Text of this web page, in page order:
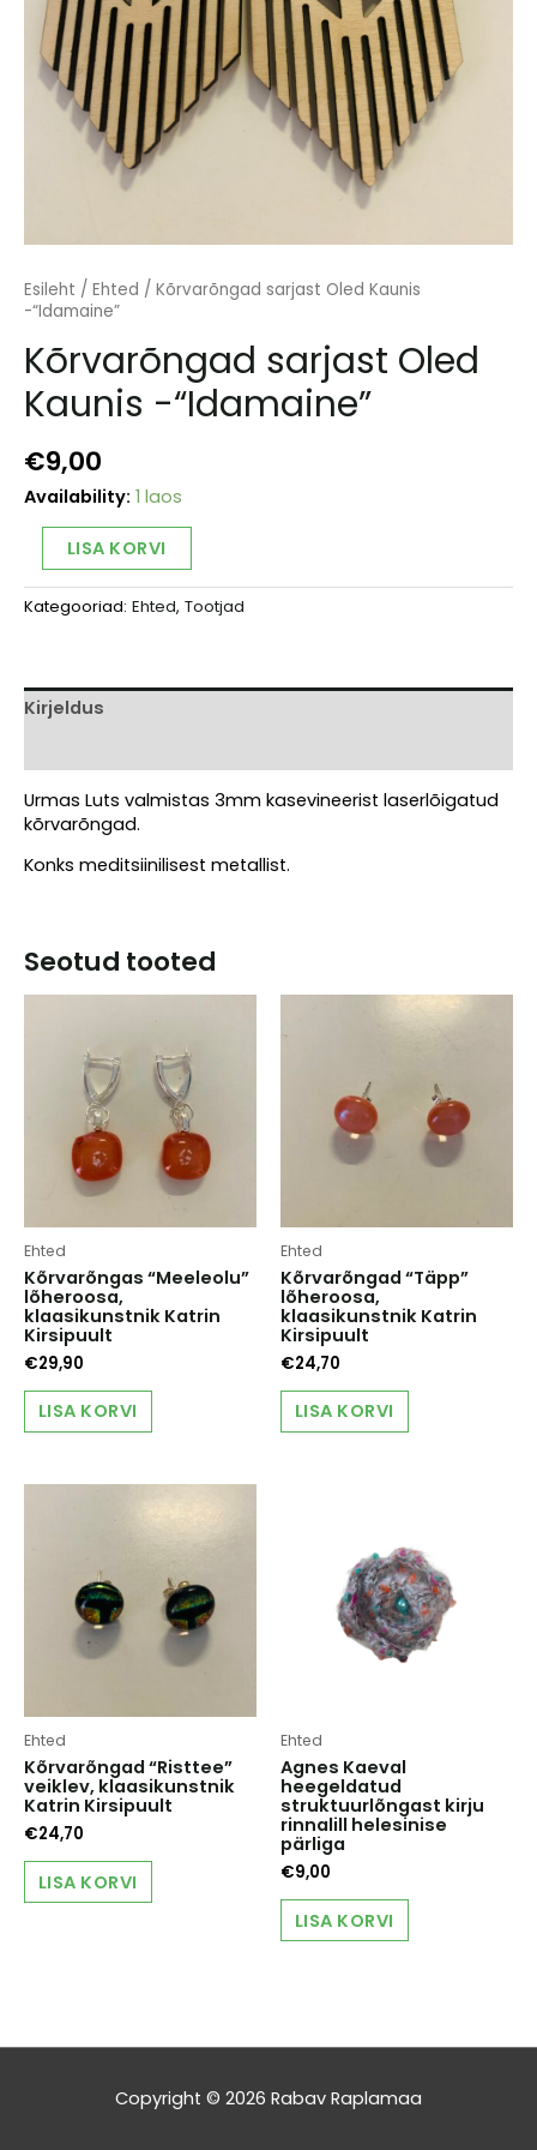
Esileht / Ehted / Kõrvarõngad sarjast Oled Kaunis
-“Idamaine”
Kõrvarõngad sarjast Oled
Kaunis -“Idamaine”
€9,00
Availability: 1 laos
Kõrvarõngad
sarjast
Oled
Kaunis
LISA KORVI
Alternative:
Kategooriad: Ehted, Tootjad
Kirjeldus
Urmas Luts valmistas 3mm kasevineerist laserlõigatud
kõrvarõngad.
Konks meditsiinilisest metallist.
Seotud tooted
Ehted
Kõrvarõngas “Meeleolu”
lõheroosa,
klaasikunstnik Katrin
Kirsipuult
€29,90
LISA KORVI
Ehted
Kõrvarõngad “Täpp”
lõheroosa,
klaasikunstnik Katrin
Kirsipuult
€24,70
LISA KORVI
Ehted
Kõrvarõngad “Risttee”
veiklev, klaasikunstnik
Katrin Kirsipuult
€24,70
LISA KORVI
Ehted
Agnes Kaeval
heegeldatud
struktuurlõngast kirju
rinnalill helesinise
pärliga
€9,00
LISA KORVI
Copyright © 2026 Rabav Raplamaa